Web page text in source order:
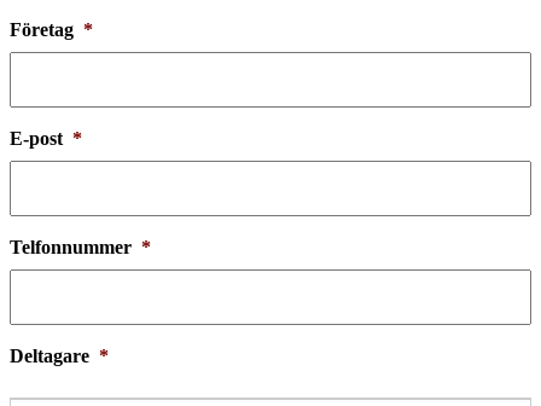
Företag *
E-post *
Telfonnummer *
Deltagare *